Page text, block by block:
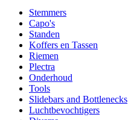
Stemmers
Capo's
Standen
Koffers en Tassen
Riemen
Plectra
Onderhoud
Tools
Slidebars and Bottlenecks
Luchtbevochtigers